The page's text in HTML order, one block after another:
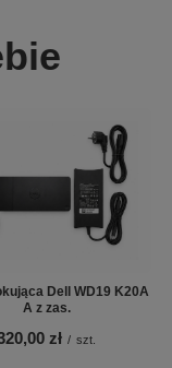
Dell WD19 K20A
A z zas.
zł / szt.